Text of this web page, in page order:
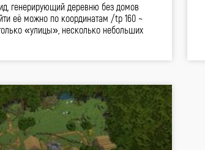
генерирующий деревню без домов
её можно по координатам /tp 160 ~
«улицы», несколько небольших